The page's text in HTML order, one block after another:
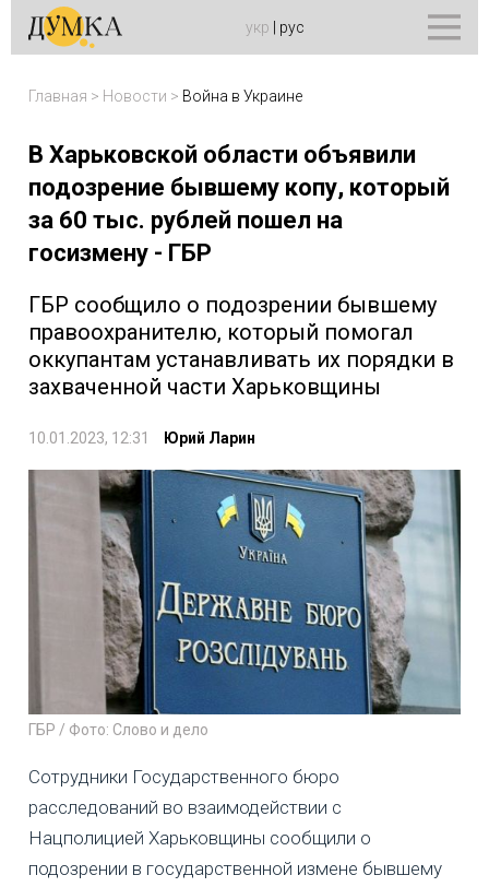
укр рус
Главная > Новости > Война в Украине
В Харьковской области объявили
подозрение бывшему копу, который
за 60 тыс. рублей пошел на
госизмену - ГБР
ГБР сообщило о подозрении бывшему
правоохранителю, который помогал
оккупантам устанавливать их порядки в
захваченной части Харьковщины
10.01.2023, 12:31 Юрий Ларин
ГБР / Фото: Слово и дело
Сотрудники Государственного бюро
расследований во взаимодействии с
Нацполицией Харьковщины сообщили о
подозрении в государственной измене бывшему